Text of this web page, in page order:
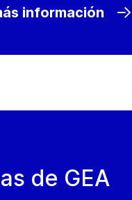
información
de GEA